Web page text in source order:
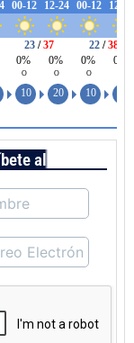
al boletín